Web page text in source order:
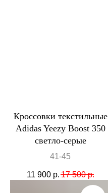
Кроссовки текстильные
Adidas Yeezy Boost 350
светло-серые
41-45
11 900 р. 17 500 р.